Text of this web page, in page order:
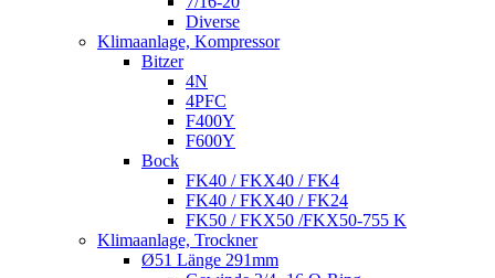
Diverse
Klimaanlage, Kompressor
Bitzer
4N
4PFC
F400Y
F600Y
Bock
FK40 / FKX40 / FK4
FK40 / FKX40 / FK24
FK50 / FKX50 /FKX50-755 K
Klimaanlage, Trockner
Ø51 Länge 291mm